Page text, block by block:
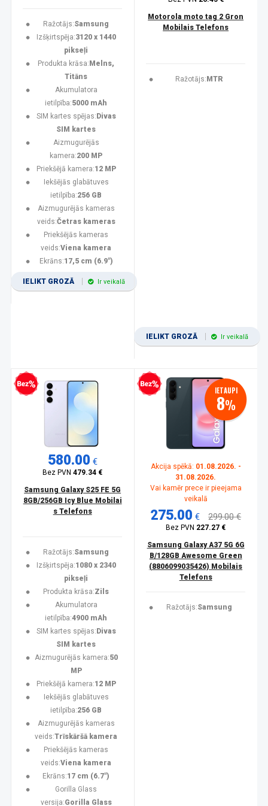
Ražotājs:Samsung
Izšķirtspēja:3120 x 1440
pikseļi
Produkta krāsa: Melns,
Titāns
Akumulatora
ietilpība:5000 mAh
SIM kartes spējas: Divas
SIM kartes
Aizmugurējās
kamera:200 MP
Priekšējā kamera:12 MP
Iekšējās glabātuves
ietilpība:256 GB
Aizmugurējās kameras
veids:Četras kameras
Priekšējās kameras
veids:Viena kamera
Ekrāns:17,5 cm (6.9")
IELIKT GROZĀ Ir veikalā
Motorola moto tag 2 Gron
Mobilais Telefons
Ražotājs: MTR
IELIKT GROZĀ Ir veikalā
kredīts
580.00 €
Bez PVN479.34 €
Samsung Galaxy S25 FE 5G
8GB/256GB Icy Blue Mobilai
s Telefons
Ražotājs:Samsung
Izšķirtspēja:1080 x 2340
pikseļi
Produkta krāsa:Zils
Akumulatora
ietilpība:4900 mAh
SIM kartes spējas: Divas
SIM kartes
Aizmugurējās kamera:50
MP
Priekšējā kamera:12 MP
Iekšējās glabātuves
ietilpība:256 GB
Aizmugurējās kameras
veids:Trīskāršā kamera
Priekšējās kameras
veids:Viena kamera
Ekrāns:17 cm (6.7")
Gorilla Glass
versija:Gorilla Glass
Bezprocentu kredīts IETAUPI
8%
Akcija spēkā: 01.08.2026. -
31.08.2026.
Vai kamēr prece ir pieejama
veikalā
275.00 € 299.00 €
Bez PVN 227.27 €
Samsung Galaxy A37 5G 6G
B/128GB Awesome Green
(8806099035426) Mobilais
Telefons
Ražotājs:Samsung